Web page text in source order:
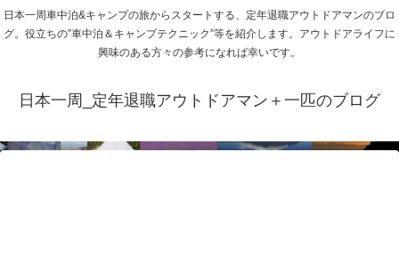
日本一周車中泊&キャンプの旅からスタートする、定年退職アウトドアマンのブロ
グ。役立ちの”車中泊＆キャンプテクニック”等を紹介します。アウトドアライフに
興味のある方々の参考になれば幸いです。
日本一周_定年退職アウトドアマン＋一匹のブログ